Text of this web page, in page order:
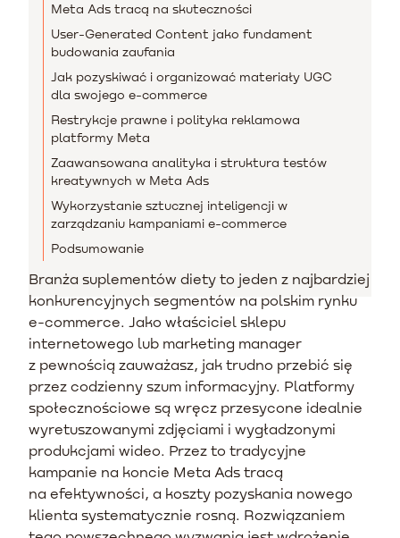
Meta Ads tracą na skuteczności
User-Generated Content jako fundament
budowania zaufania
Jak pozyskiwać i organizować materiały UGC
dla swojego e-commerce
Restrykcje prawne i polityka reklamowa
platformy Meta
Zaawansowana analityka i struktura testów
kreatywnych w Meta Ads
Wykorzystanie sztucznej inteligencji w
zarządzaniu kampaniami e-commerce
Podsumowanie
Branża suplementów diety to jeden z najbardziej
konkurencyjnych segmentów na polskim rynku
e-commerce. Jako właściciel sklepu
internetowego lub marketing manager
z pewnością zauważasz, jak trudno przebić się
przez codzienny szum informacyjny. Platformy
społecznościowe są wręcz przesycone idealnie
wyretuszowanymi zdjęciami i wygładzonymi
produkcjami wideo. Przez to tradycyjne
kampanie na koncie Meta Ads tracą
na efektywności, a koszty pozyskania nowego
klienta systematycznie rosną. Rozwiązaniem